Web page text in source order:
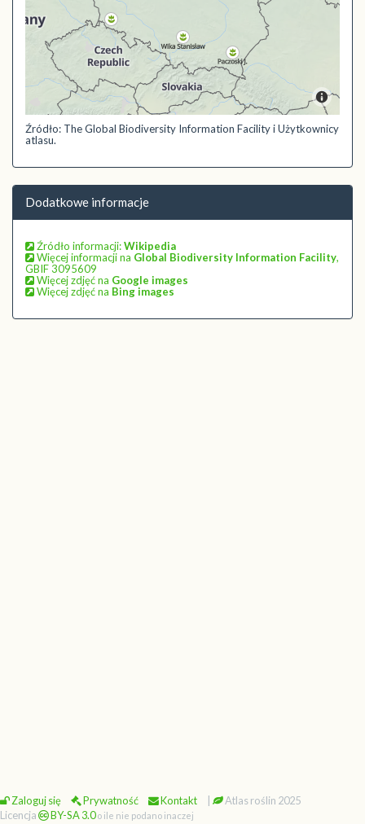
Źródło: The Global Biodiversity Information Facility i Użytkownicy
atlasu.
Dodatkowe informacje
Źródło informacji:Wikipedia
Więcej informacji na Global Biodiversity Information Facility,
GBIF 3095609
Więcej zdjęć na Google images
Więcej zdjęć na Bing images
Zaloguj się Prywatność Kontakt
Atlas roślin 2025
Licencja
BY-SA 3.0 o ile nie podano inaczej